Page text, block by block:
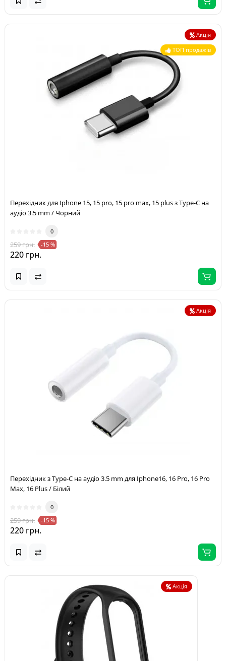
Акція
ТОП продажів
Перехідник для Iphone 15, 15 pro, 15 pro max, 15 plus з Type-C на
аудіо 3.5 mm / Чорний
0
259 грн. -15 %
220 грн.
Акція
Перехідник з Type-C на аудіо 3.5 mm для Iphone16, 16 Pro, 16 Pro
Max, 16 Plus / Білий
0
259 грн. -15 %
220 грн.
Акція